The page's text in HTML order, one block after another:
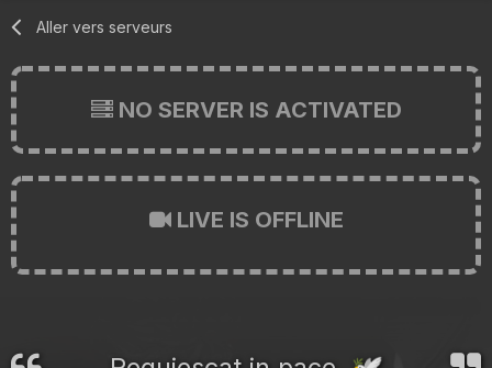
Aller vers serveurs
NO SERVER IS ACTIVATED
LIVE IS OFFLINE